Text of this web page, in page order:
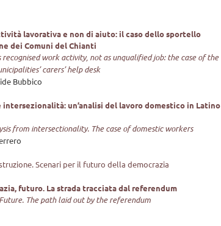
lavorativa e non di aiuto: il caso dello sportello
dei Comuni del Chianti
recognised work activity, not as unqualified job: the case of the
carers’ help desk
Bubbico
intersezionalità: un’analisi del lavoro domestico in Latino
from intersectionality. The case of domestic workers
Scenari per il futuro della democrazia
futuro. La strada tracciata dal referendum
The path laid out by the referendum